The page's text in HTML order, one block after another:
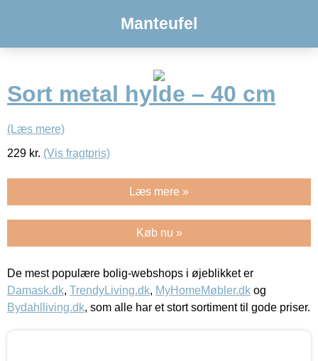
Manteufel
Sort metal hylde – 40 cm
(Læs mere)
229 kr. (Vis fragtpris)
Læs mere »
Køb nu »
De mest populære bolig-webshops i øjeblikket er
Damask.dk, TrendyLiving.dk, MyHomeMøbler.dk og
Bydahlliving.dk, som alle har et stort sortiment til gode priser.